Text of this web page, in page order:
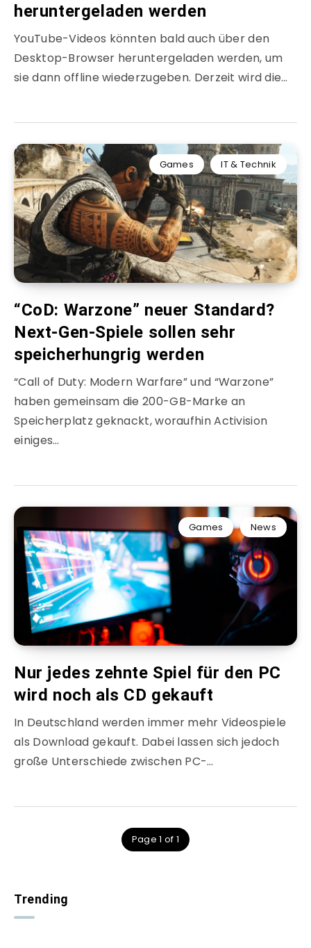
heruntergeladen werden
YouTube-Videos könnten bald auch über den
Desktop-Browser heruntergeladen werden, um
sie dann offline wiederzugeben. Derzeit wird die…
Games IT & Technik
“CoD: Warzone” neuer Standard?
Next-Gen-Spiele sollen sehr
speicherhungrig werden
“Call of Duty: Modern Warfare” und “Warzone”
haben gemeinsam die 200-GB-Marke an
Speicherplatz geknackt, woraufhin Activision
einiges…
Games News
Nur jedes zehnte Spiel für den PC
wird noch als CD gekauft
In Deutschland werden immer mehr Videospiele
als Download gekauft. Dabei lassen sich jedoch
große Unterschiede zwischen PC-…
Page 1 of 1
Trending